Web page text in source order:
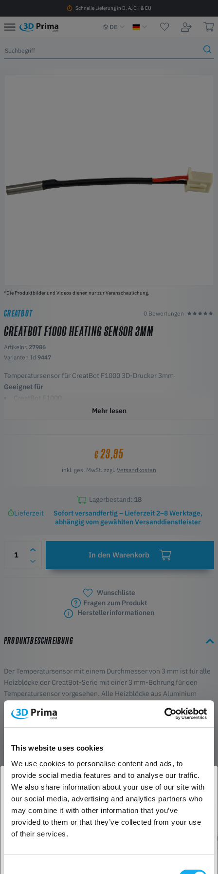
This website uses cookies
We use cookies to personalise content and ads, to
provide social media features and to analyse our traffic.
We also share information about your use of our site with
our social media, advertising and analytics partners who
may combine it with other information that you’ve
provided to them or that they’ve collected from your use
of their services.
Schnelle Lieferung in D, A, CH & EU
DE
*Die Produktbilder und Videos dienen nur zur Veranschaulichung.
CREATBOT 0 Bewertungen
CREATBOT F1000 HEATING SENSOR 3MM
Artikelnr. 27986
Varianten Id 9447
Temperatursensor für CreatBot F1000 3D-Drucker 3mm
Geeignet für
CreatBot F1000
CreatBot D1000 mit altem Hotend
Mehr lesen
€23,95
inkl. ges. MwSt. zzgl. Versandkosten
Lagerbestand: 18
Lieferzeit
Sofort versandfertig – Lieferzeit 2–8 Werktage,
abhängig vom gewählten Versanddienstleister
In den Warenkorb
Wunschliste
Fragen zum Produkt
Herstellerinformationen
PRODUKTBESCHREIBUNG
Der Temperatursensor mit einem Durchmesser von 3 mm ist für alle
Heizblöcke der CreatBot-Serie mit einer 3 mm-Bohrung für den
Temperatursensor vorgesehen. Alle Heizblöcke aus Aluminium
(Silber) und Messing (Gold) haben ein 3 mm Loch. Der Sensor ist
nicht kompatibel mit den neuen Heizblöcken, die für einen 4mm-
Sensor ausgelegt sind.
BEWERTUNGEN
Weitere passende Prdoukte
1. Sind Sie Geschäftskunde oder Privatkunde?
Geschäftskunde
Privatkunde